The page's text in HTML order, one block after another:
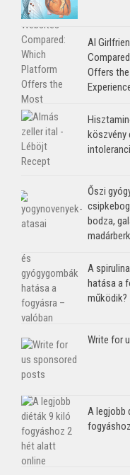
AI
Offers
köszvény
Őszi
bodza,
A
hatása a
működik?
Write for
A legjobb